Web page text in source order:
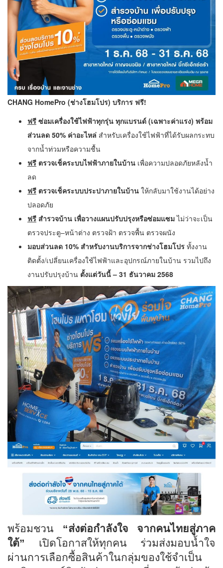
CHANG HomePro (ช่างโฮมโปร) บริการ ฟรี!
ฟรี ซ่อมเครื่องใช้ไฟฟ้าทุกรุ่น ทุกแบรนด์ (เฉพาะค่าแรง) พร้อม
ส่วนลด 50% ค่าอะไหล่ สำหรับเครื่องใช้ไฟฟ้าที่ได้รับผลกระทบ
จากน้ำท่วมหรือความชื้น
ฟรี ตรวจเช็คระบบไฟฟ้าภายในบ้าน เพื่อความปลอดภัยหลังน้ำ
ลด
ฟรี ตรวจเช็คระบบประปาภายในบ้าน ให้กลับมาใช้งานได้อย่าง
ปลอดภัย
ฟรี สำรวจบ้าน เพื่อวางแผนปรับปรุงหรือซ่อมแซมไม่ว่าจะเป็น
ตรวจประตู–หน้าต่าง ตรวจฝ้า ตรวจพื้น ตรวจผนัง
มอบส่วนลด 10% สำหรับงานบริการจากช่างโฮมโปร ทั้งงาน
ติดตั้ง/เปลี่ยนเครื่องใช้ไฟฟ้าและอุปกรณ์ภายในบ้าน รวมไปถึง
งานปรับปรุงบ้าน ตั้งแต่วันนี้ – 31 ธันวาคม 2568
พร้อมชวน “ส่งต่อกำลังใจ จากคนไทยสู่ภาค
ใต้” เปิดโอกาสให้ทุกคน ร่วมส่งมอบน้ำใจ
ผ่านการเลือกซื้อสินค้าในกลุ่มของใช้จำเป็น